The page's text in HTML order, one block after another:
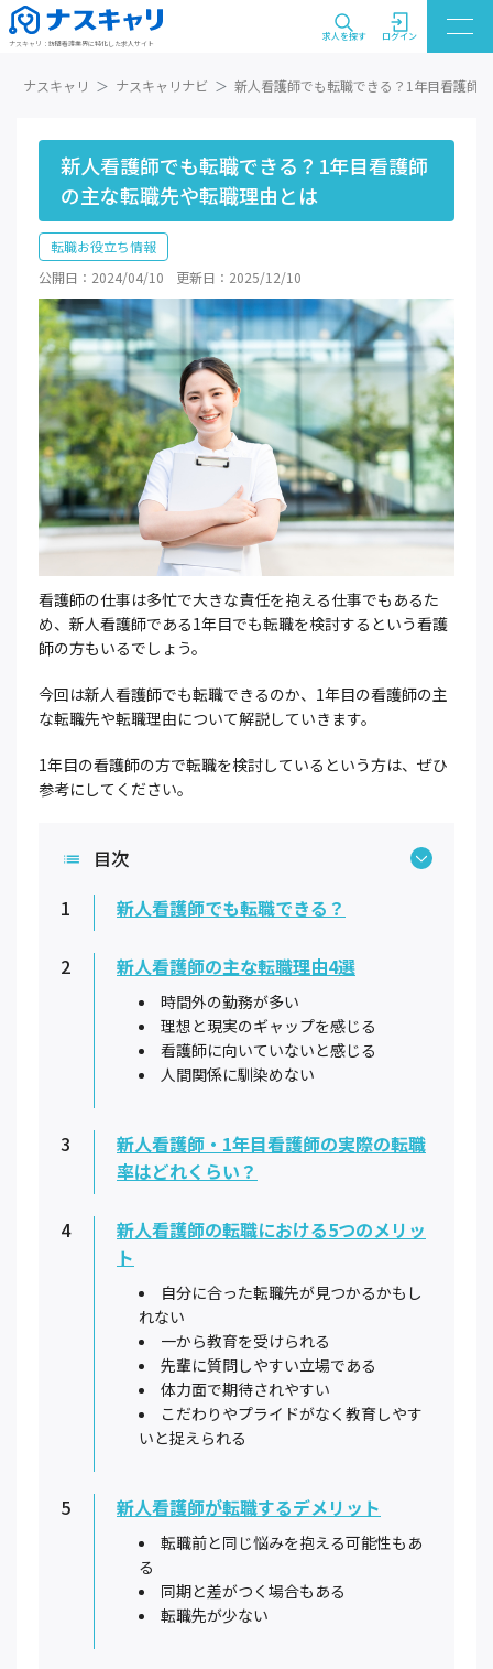
ナスキャリ：訪問看護業界に特化した求人サイト
求人を探す ログイン
ナスキャリ ナスキャリナビ 新人看護師でも転職できる？1年目看護師
新人看護師でも転職できる？1年目看護師
の主な転職先や転職理由とは
転職お役立ち情報
公開日：2024/04/10
更新日：2025/12/10
看護師の仕事は多忙で大きな責任を抱える仕事でもあるた
め、新人看護師である1年目でも転職を検討するという看護
師の方もいるでしょう。
今回は新人看護師でも転職できるのか、1年目の看護師の主
な転職先や転職理由について解説していきます。
1年目の看護師の方で転職を検討しているという方は、ぜひ
参考にしてください。
目次
1
新人看護師でも転職できる？
2 新人看護師の主な転職理由4選
時間外の勤務が多い
理想と現実のギャップを感じる
看護師に向いていないと感じる
人間関係に馴染めない
3
新人看護師・1年目看護師の実際の転職
率はどれくらい？
4
新人看護師の転職における5つのメリッ
ト
自分に合った転職先が見つかるかもし
れない
一から教育を受けられる
先輩に質問しやすい立場である
体力面で期待されやすい
こだわりやプライドがなく教育しやす
いと捉えられる
5 新人看護師が転職するデメリット
転職前と同じ悩みを抱える可能性もあ
る
同期と差がつく場合もある
転職先が少ない